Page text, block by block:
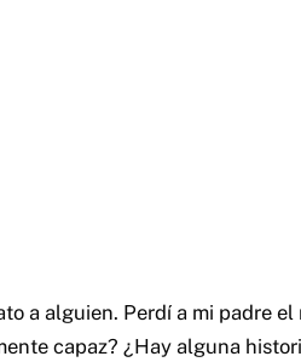
a alguien. Perdí a mi padre el
capaz? ¿Hay alguna